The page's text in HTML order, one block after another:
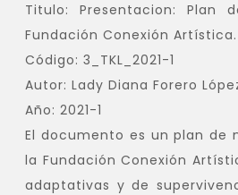
Titulo: Presentacion:
Fundación Conexión Artística.
Código: 3_TKL_2021-1
Autor: Lady Diana Forero
Año: 2021-1
El documento es un plan de
la Fundación Conexión
adaptativas y de